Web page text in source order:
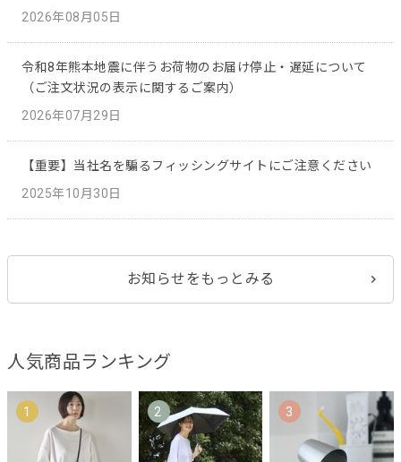
2026年08月05日
令和8年熊本地震に伴うお荷物のお届け停止・遅延について
（ご注文状況の表示に関するご案内）
2026年07月29日
【重要】当社名を騙るフィッシングサイトにご注意ください
2025年10月30日
お知らせをもっとみる
人気商品ランキング
1 2 3